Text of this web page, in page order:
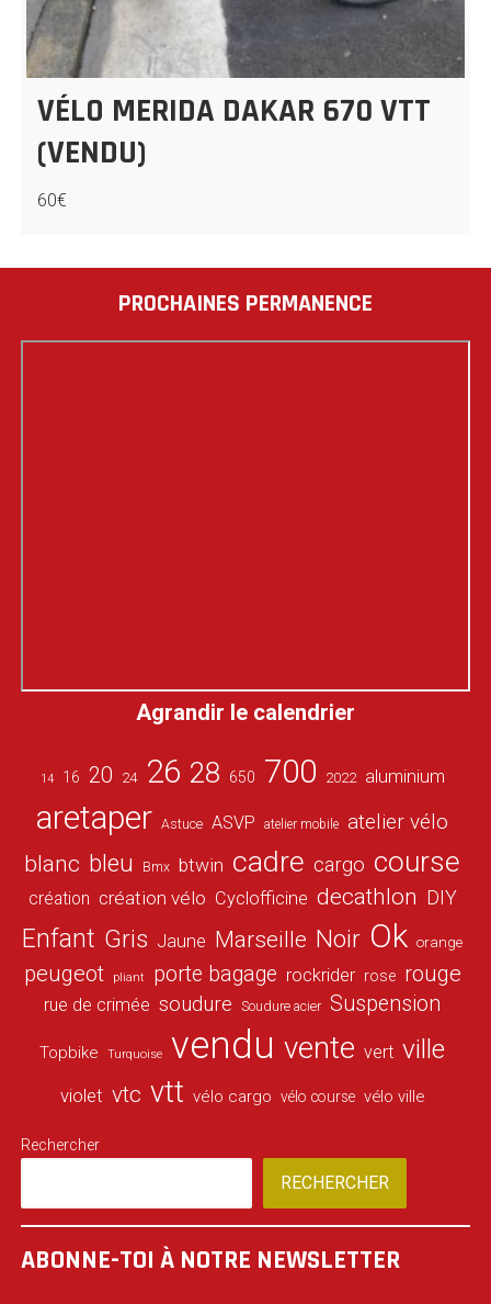
VÉLO MERIDA DAKAR 670 VTT
(VENDU)
60€
PROCHAINES PERMANENCE
Agrandir le calendrier
14 16 20 24 26 28 650 700 2022 aluminium
aretaper Astuce ASVP atelier mobile atelier vélo
blanc bleu Bmx btwin cadre cargo course
création création vélo Cyclofficine decathlon DIY
Enfant Gris Jaune Marseille Noir Ok orange
peugeot pliant porte bagage rockrider rose rouge
rue de crimée soudure Soudure acier Suspension
Topbike Turquoise vendu vente vert ville
violet vtc vtt vélo cargo vélo course vélo ville
Rechercher
RECHERCHER
ABONNE-TOI À NOTRE NEWSLETTER